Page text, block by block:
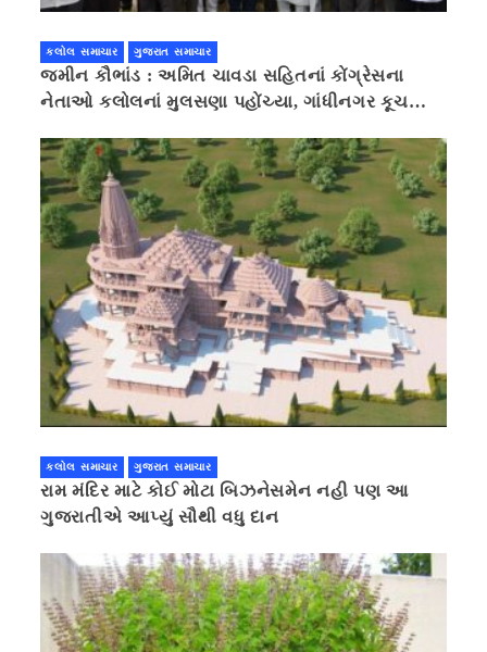
કલોલ સમાચાર ગુજરાત સમાચાર
જમીન કૌભાંડ : અમિત ચાવડા સહિતનાં કોંગ્રેસના
નેતાઓ કલોલનાં મુલસણા પહોંચ્યા, ગાંધીનગર કૂચ
કલોલ સમાચાર ગુજરાત સમાચાર
રામ મંદિર માટે કોઈ મોટા બિઝનેસમેન નહી પણ આ
ગુજરાતીએ આપ્યું સૌથી વધુ દાન